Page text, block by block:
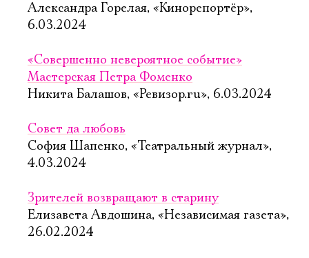
Александра Горелая, «Кинорепортёр»,
6.03.2024
«Совершенно невероятное событие»
Мастерская Петра Фоменко
Никита Балашов, «Ревизор.ru», 6.03.2024
Совет да любовь
София Шапенко, «Театральный журнал»,
4.03.2024
Зрителей возвращают в старину
Елизавета Авдошина, «Независимая газета»,
26.02.2024